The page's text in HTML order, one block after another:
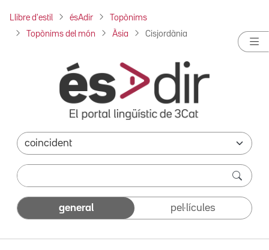
Llibre d'estil ésAdir Topònims
Topònims del món Àsia Cisjordània
general pel·lícules